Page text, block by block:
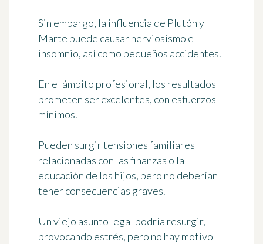
Sin embargo, la influencia de Plutón y
Marte puede causar nerviosismo e
insomnio, así como pequeños accidentes.
En el ámbito profesional, los resultados
prometen ser excelentes, con esfuerzos
mínimos.
Pueden surgir tensiones familiares
relacionadas con las finanzas o la
educación de los hijos, pero no deberían
tener consecuencias graves.
Un viejo asunto legal podría resurgir,
provocando estrés, pero no hay motivo